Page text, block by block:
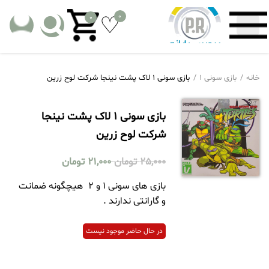
0
0
خانه بازی سونی 1 بازی سونی 1 لاک پشت نینجا شرکت لوح زرین
بازی سونی 1 لاک پشت نینجا
شرکت لوح زرین
25,000 تومان 21,000 تومان
بازی های سونی 1 و 2 هیچگونه ضمانت
و گارانتی ندارند .
در حال حاضر موجود نیست